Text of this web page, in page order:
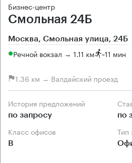
Бизнес-центр
Смольная 24Б
Москва, Смольная улица, 24Б
Речной вокзал → 1.11 км ~11 мин
1.36 км → Валдайский проезд
История предложений
по запросу по
Класс офисов
B